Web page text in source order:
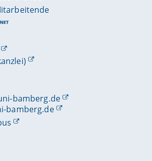
bamberg.de
bamberg.de